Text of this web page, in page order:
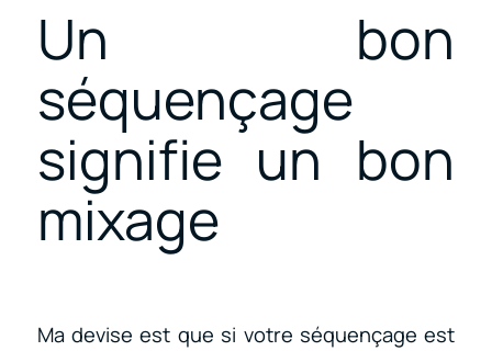
Un bon
séquençage
signifie un bon
mixage
Ma devise est que si votre séquençage est